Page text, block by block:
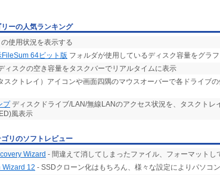
リーの人気ランキング
使用状況を表示する
64ビット版 フォルダが使用しているディスク容量をグラ
ィスクの空き容量をタスクバーでリアルタイムに表示
スクトレイ）アイコンや画面四隅のマウスオーバーで各ドライブ
プディスクドライブ/LAN/無線LANのアクセス状況を、タスクトレ
風表示
ゴリのソフトレビュー
Wizard - 間違えて消してしまったファイル、フォーマット
Wizard 12 - SSDクローン化はもちろん、様々な設定によりパソコ